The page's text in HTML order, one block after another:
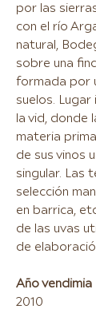
por las
con el río
natural,
sobre una
formada por
suelos.
la vid, donde
materia
de sus vinos
singular. Las
selección
en barrica,
de las uvas
de
Año vendimia
2010